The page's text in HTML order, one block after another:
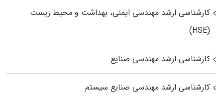
کارشناسی ارشد مهندسی ایمنی، بهداشت و محیط زیست
(HSE)
کارشناسی ارشد مهندسی صنایع
کارشناسی ارشد مهندسی صنایع سیستم